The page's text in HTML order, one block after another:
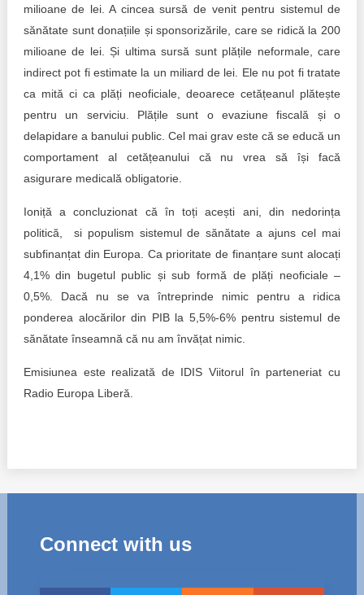
milioane de lei. A cincea sursă de venit pentru sistemul de
sănătate sunt donațiile și sponsorizările, care se ridică la 200
milioane de lei. Și ultima sursă sunt plățile neformale, care
indirect pot fi estimate la un miliard de lei. Ele nu pot fi tratate
ca mită ci ca plăți neoficiale, deoarece cetățeanul plătește
pentru un serviciu. Plățile sunt o evaziune fiscală și o
delapidare a banului public. Cel mai grav este că se educă un
comportament al cetățeanului că nu vrea să își facă
asigurare medicală obligatorie.
Ioniță a concluzionat că în toți acești ani, din nedorința
politică, si populism sistemul de sănătate a ajuns cel mai
subfinanțat din Europa. Ca prioritate de finanțare sunt alocați
4,1% din bugetul public și sub formă de plăți neoficiale –
0,5%. Dacă nu se va întreprinde nimic pentru a ridica
ponderea alocărilor din PIB la 5,5%-6% pentru sistemul de
sănătate înseamnă că nu am învățat nimic.
Emisiunea este realizată de IDIS Viitorul în parteneriat cu
Radio Europa Liberă.
Connect with us